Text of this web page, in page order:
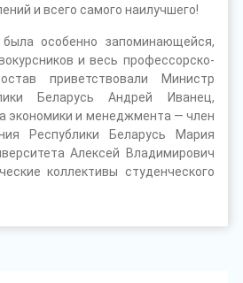
и всего самого наилучшего!
особенно запоминающейся,
и весь профессорско-
приветствовали Министр
Беларусь Андрей Иванец,
экономики и менеджмента — член
Республики Беларусь Мария
Алексей Владимирович
коллективы студенческого